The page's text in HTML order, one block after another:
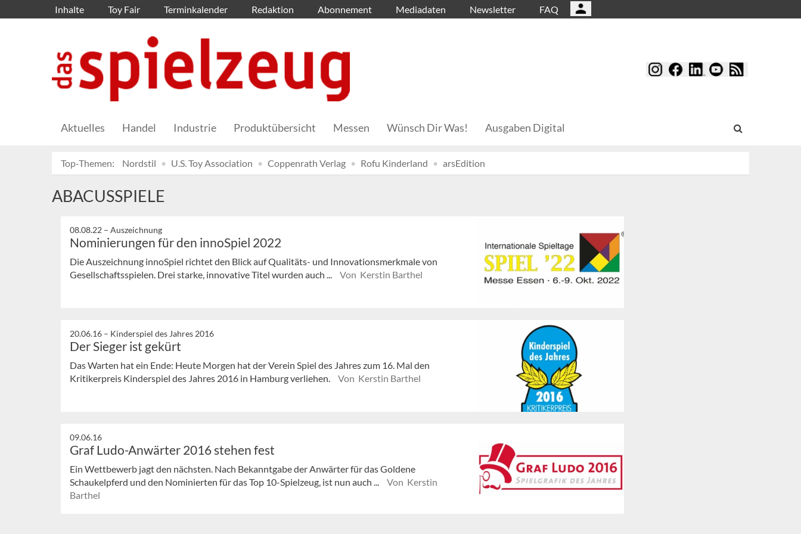
Inhalte Toy Fair Terminkalender Redaktion Abonnement Mediadaten Newsletter FAQ
Aktuelles Handel Industrie Produktübersicht Messen Wünsch Dir Was! Ausgaben Digital
Top-Themen: Nordstil U.S. Toy Association Coppenrath Verlag Rofu Kinderland arsEdition
ABACUSSPIELE
08.08.22 – Auszeichnung
Nominierungen für den innoSpiel 2022
Die Auszeichnung innoSpiel richtet den Blick auf Qualitäts- und Innovationsmerkmale von
Gesellschaftsspielen. Drei starke, innovative Titel wurden auch ...
Von Kerstin Barthel
20.06.16 – Kinderspiel des Jahres 2016
Der Sieger ist gekürt
Das Warten hat ein Ende: Heute Morgen hat der Verein Spiel des Jahres zum 16. Mal den
Kritikerpreis Kinderspiel des Jahres 2016 in Hamburg verliehen.
Von Kerstin Barthel
09.06.16
Graf Ludo-Anwärter 2016 stehen fest
Ein Wettbewerb jagt den nächsten. Nach Bekanntgabe der Anwärter für das Goldene
Schaukelpferd und den Nominierten für das Top 10-Spielzeug, ist nun auch ...
Von Kerstin
Barthel